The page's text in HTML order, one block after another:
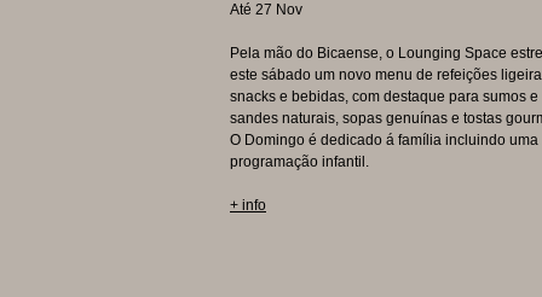
Até 27 Nov
Pela mão do Bicaense, o Lounging Space
este sábado um novo menu de refeições
snacks e bebidas, com destaque para sumos e
sandes naturais, sopas genuínas e tostas
O Domingo é dedicado á família incluindo uma
programação infantil.
+ info